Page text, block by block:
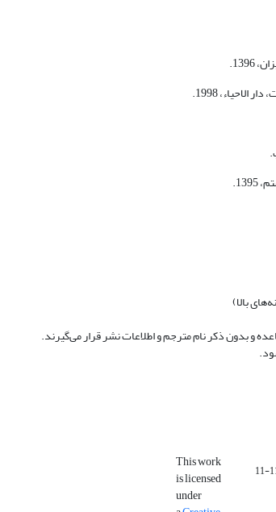
1998.
بالا)
و بدون ذکر نام مترجم و اطلاعات نشر قرار می‌گیرند.
This work
is licensed
under